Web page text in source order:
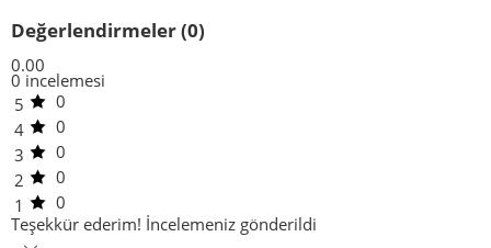
Değerlendirmeler (0)
0.00
0 incelemesi
5
0
4
0
3
0
2
0
1
0
Teşekkür ederim! İncelemeniz gönderildi